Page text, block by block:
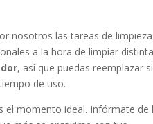
nosotros las tareas de limpieza
a la hora de limpiar
, así que puedas reemplazar
de uso.
el momento ideal. Infórmate de